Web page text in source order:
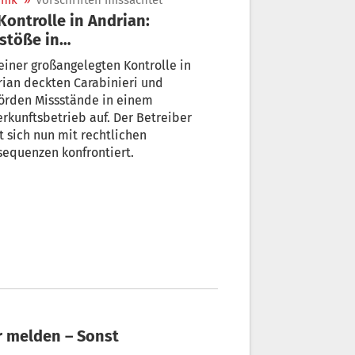
in
großangelegten Kontrolle in
deckten Carabinieri und
Missstände in einem
auf. Der Betreiber
sich nun mit rechtlichen
konfrontiert.